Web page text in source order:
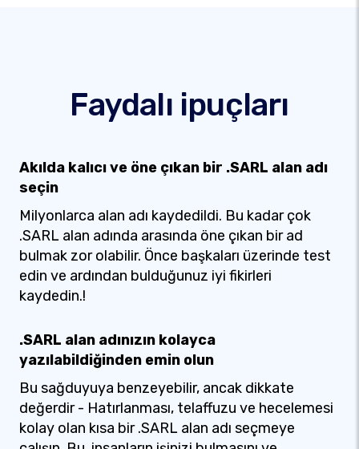
Faydalı ipuçları
Akılda kalıcı ve öne çıkan bir .SARL alan adı
seçin
Milyonlarca alan adı kaydedildi. Bu kadar çok
.SARL alan adında arasında öne çıkan bir ad
bulmak zor olabilir. Önce başkaları üzerinde test
edin ve ardından bulduğunuz iyi fikirleri
kaydedin.!
.SARL alan adınızın kolayca
yazılabildiğinden emin olun
Bu sağduyuya benzeyebilir, ancak dikkate
değerdir - Hatırlanması, telaffuzu ve hecelemesi
kolay olan kısa bir .SARL alan adı seçmeye